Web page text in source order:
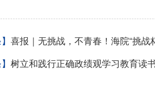
喜报｜无挑战，不青春！海院“挑战
树立和践行正确政绩观学习教育读